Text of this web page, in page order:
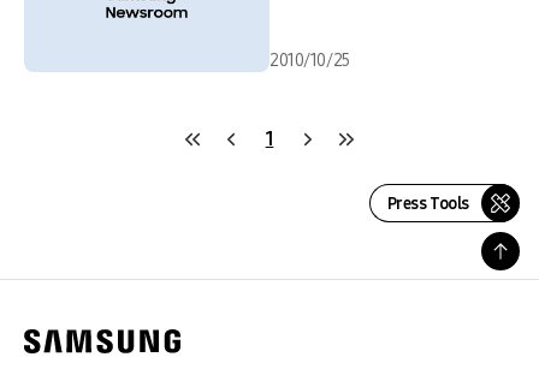
2010/10/25
1
Press Tools